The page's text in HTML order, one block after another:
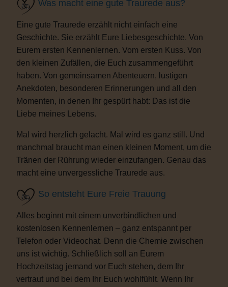
Was macht eine gute Traurede aus?
Eine gute Traurede erzählt nicht einfach eine
Geschichte. Sie erzählt Eure Liebesgeschichte. Von
Eurem ersten Kennenlernen. Vom ersten Kuss. Von
den kleinen Zufällen, die Euch zusammengeführt
haben. Von gemeinsamen Abenteuern, lustigen
Anekdoten, besonderen Erinnerungen und all den
Momenten, in denen Ihr gespürt habt: Das ist die
Liebe meines Lebens.
Mal wird herzlich gelacht. Mal wird es ganz still. Und
manchmal braucht man einen kleinen Moment, um die
Tränen der Rührung wieder einzufangen. Genau das
macht eine unvergessliche Traurede aus.
So entsteht Eure Freie Trauung
Alles beginnt mit einem unverbindlichen und
kostenlosen Kennenlernen – ganz entspannt per
Telefon oder Videochat. Denn die Chemie zwischen
uns ist wichtig. Schließlich soll an Eurem
Hochzeitstag jemand vor Euch stehen, dem Ihr
vertraut und bei dem Ihr Euch wohlfühlt. Wenn Ihr